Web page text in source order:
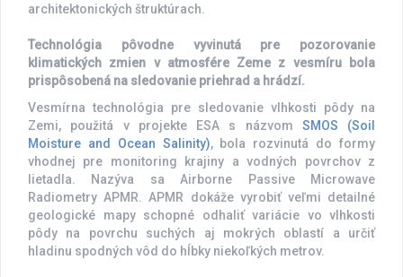
architektonických štruktúrach.
Technológia pôvodne vyvinutá pre pozorovanie
klimatických zmien v atmosfére Zeme z vesmíru bola
prispôsobená na sledovanie priehrad a hrádzí.
Vesmírna technológia pre sledovanie vlhkosti pôdy na
Zemi, použitá v projekte ESA s názvom SMOS (Soil
Moisture and Ocean Salinity), bola rozvinutá do formy
vhodnej pre monitoring krajiny a vodných povrchov z
lietadla. Nazýva sa Airborne Passive Microwave
Radiometry APMR. APMR dokáže vyrobiť veľmi detailné
geologické mapy schopné odhaliť variácie vo vlhkosti
pôdy na povrchu suchých aj mokrých oblastí a určiť
hladinu spodných vôd do hĺbky niekoľkých metrov.